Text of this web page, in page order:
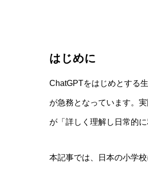
はじめに
ChatGPTをはじめとする
が急務となっています。
が「詳しく理解し日常的
本記事では、日本の小学